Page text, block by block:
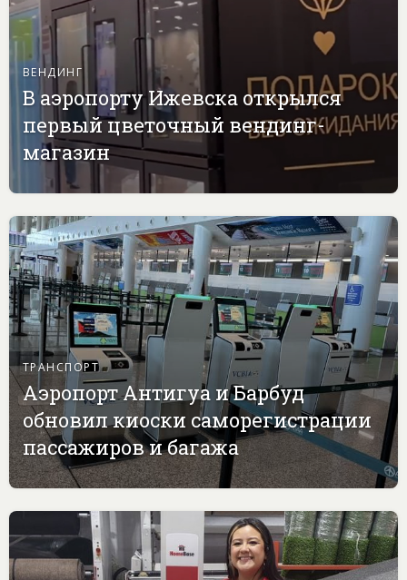
ВЕНДИНГ
В аэропорту Ижевска открылся
первый цветочный вендинг-
магазин
ТРАНСПОРТ
Аэропорт Антигуа и Барбуд
обновил киоски саморегистрации
пассажиров и багажа